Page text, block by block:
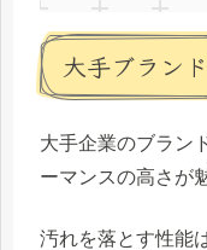
大手ブランド
大手企業のブラン
ーマンスの高さが
汚れを落とす性能